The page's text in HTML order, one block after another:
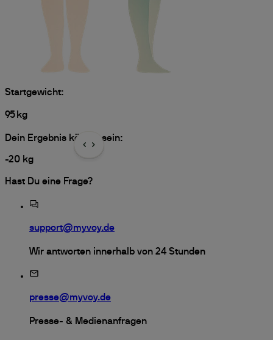
Startgewicht:
95kg
Dein Ergebnis könnte sein:
-20 kg
Hast Du eine Frage?
support@myvoy.de
Wir antworten innerhalb von 24 Stunden
presse@myvoy.de
Presse- & Medienanfragen